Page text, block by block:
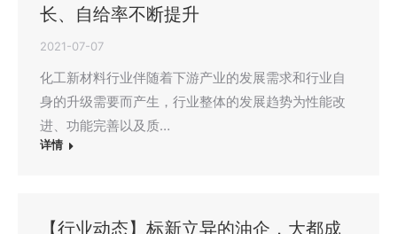
长、自给率不断提升
2021-07-07
化工新材料行业伴随着下游产业的发展需求和行业自
身的升级需要而产生，行业整体的发展趋势为性能改
进、功能完善以及质…
详情
【行业动态】标新立异的油企，大都成